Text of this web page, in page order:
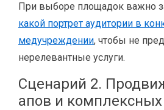
При выборе площадок важно
какой портрет аудитории в
медучреждении, чтобы не
нерелевантные услуги.
Сценарий 2.
апов и